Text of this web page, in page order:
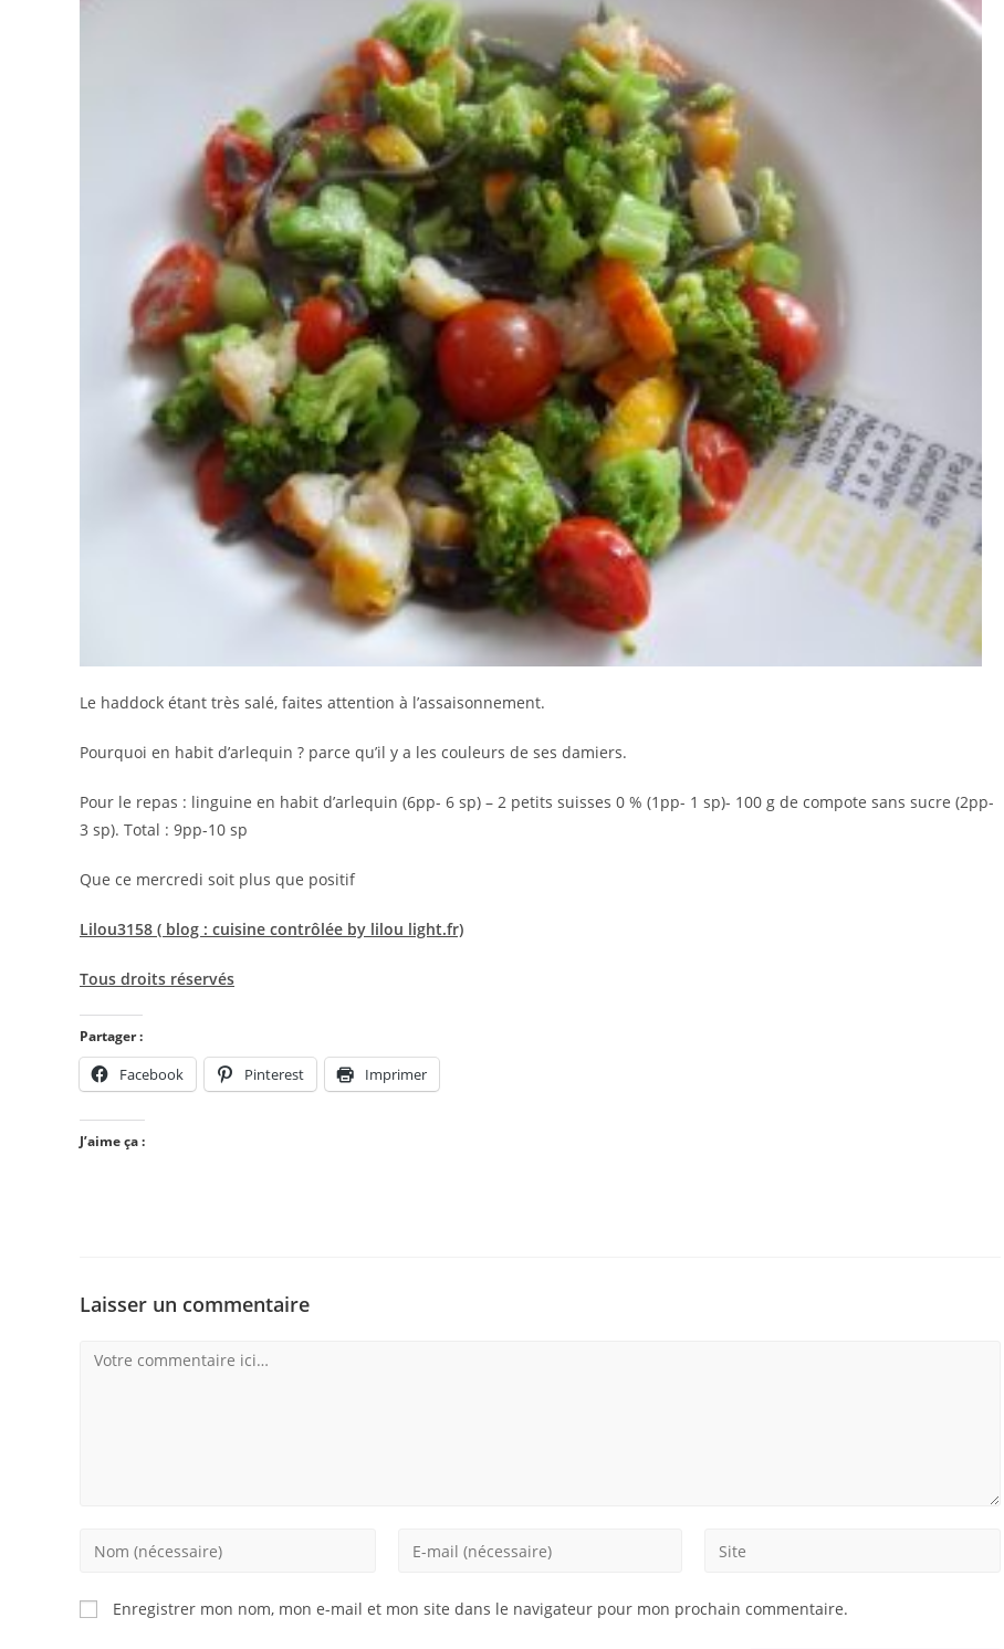
Le haddock étant très salé, faites attention à l’assaisonnement.
Pourquoi en habit d’arlequin ? parce qu’il y a les couleurs de ses damiers.
Pour le repas : linguine en habit d’arlequin (6pp- 6 sp) – 2 petits suisses 0 % (1pp- 1 sp)- 100 g de compote sans sucre (2pp-
3 sp). Total : 9pp-10 sp
Que ce mercredi soit plus que positif
Lilou3158 ( blog : cuisine contrôlée by lilou light.fr)
Tous droits réservés
Partager :
Facebook Pinterest Imprimer
J’aime ça :
Laisser un commentaire
Comment
Enter
name
or
Enter
Saisir
Enregistrer mon nom, mon e-mail et mon site dans le navigateur pour mon prochain commentaire.